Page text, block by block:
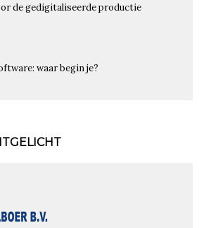
de gedigitaliseerde productie
waar begin je?